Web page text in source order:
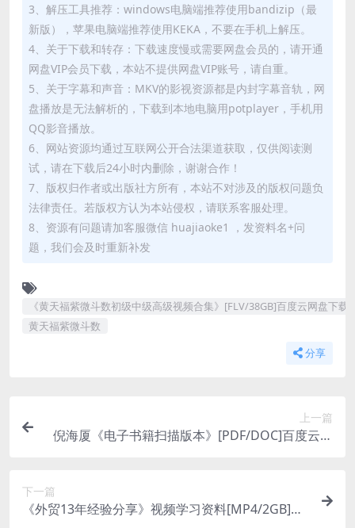
3、解压工具推荐：windows电脑端推荐使用bandizip（最
新版），苹果电脑端推荐使用KEKA，不要在手机上解压。
4、关于下载和转存：下载速度慢或需要网盘会员的，请开通
网盘VIP会员下载，本站不提供网盘VIP账号，请自重。
5、关于字幕和声音：MKV的影视资源都是内封字幕音轨，网
盘播放是无法解析的，下载到本地电脑用potplayer，手机用
QQ影音播放。
6、网站资源均通过互联网公开合法渠道获取，仅供阅读测
试，请在下载后24小时内删除，谢谢合作！
7、版权归作者或出版社方所有，本站不对涉及的版权问题负
法律责任。若版权方认为本站侵权，请联系客服处理。
8、资源有问题请加客服微信 huajiaoke1 ，发资料名+问
题，我们会及时重新补发
《黄天福紫微斗数初级中级高级视频合集》[FLV/38GB]百度云网盘下载
黄天福紫微斗数
分享
上一篇
倪海厦《电子书籍扫描版本》[PDF/DOC]百度云网
下一篇
《外贸13年经验分享》视频学习资料[MP4/2GB]百